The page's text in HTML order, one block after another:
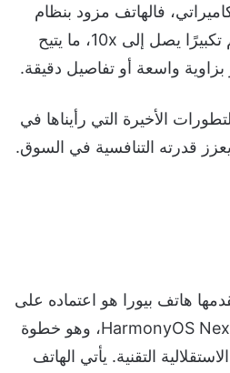
فالهاتف مزود بنظام
كاميرا متطور للغاية يدعم تكبيرًا يصل إلى 10x، ما يتيح
واسعة أو تفاصيل دقيقة.
الأخيرة التي رأيناها في
قدرته التنافسية في السوق.
هاتف بيورا هو اعتماده على
نظام التشغيل هارموني HarmonyOS Next، وهو خطوة
التقنية. يأتي الهاتف